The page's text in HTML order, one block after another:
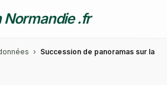
Normandie .fr
› Succession de panoramas sur la